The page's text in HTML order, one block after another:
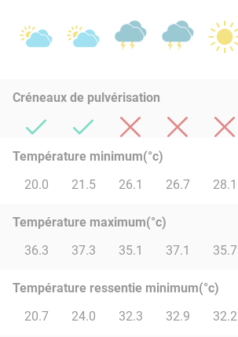
Créneaux de pulvérisation
Température minimum(°c)
20.0
21.5 26.1 26.7 28.1
Température maximum(°c)
36.3
37.3 35.1 37.1 35.7
Température ressentie minimum(°c)
20.7
24.0 32.3 32.9 32.2